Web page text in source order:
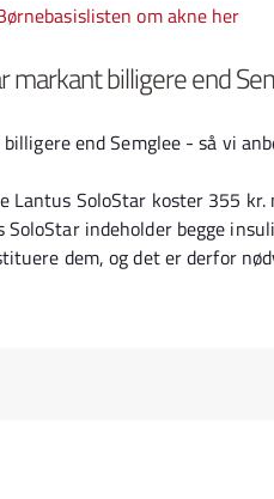
om akne her
markant billigere end
end Semglee - så vi
Lantus SoloStar koster 355
SoloStar indeholder begge
dem, og det er derfor